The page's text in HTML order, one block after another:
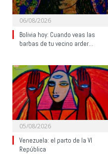
06/08/2026
Bolivia hoy: Cuando veas las
barbas de tu vecino arder…
05/08/2026
Venezuela: el parto de la VI
República